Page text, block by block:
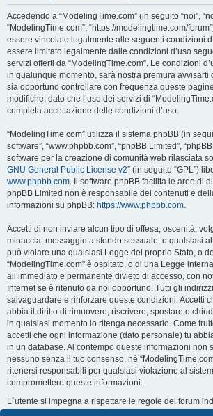
Accedendo a “ModelingTime.com” (in seguito “noi”,
“ModelingTime.com”, “https://modelingtime.com/
essere vincolato legalmente alle seguenti condizioni
essere limitato legalmente dalle condizioni d’uso
servizi offerti da “ModelingTime.com”. Le condizioni
in qualunque momento, sarà nostra premura avvisarti
sia opportuno controllare con frequenza queste
modifiche, dato che l’uso dei servizi di
completa accettazione delle condizioni d’uso.
“ModelingTime.com” utilizza il sistema phpBB (in
software”, “www.phpbb.com”, “phpBB Limited”,
software per la creazione di comunità web rilasciata
GNU General Public License v2” (in seguito “GPL”)
www.phpbb.com. Il software phpBB facilita le aree di
phpBB Limited non è responsabile dei contenuti e
informazioni su phpBB: https://www.phpbb.com.
Accetti di non inviare alcun tipo di offesa, oscenità,
minaccia, messaggio a sfondo sessuale, o qualsiasi
può violare una qualsiasi Legge del proprio Stato, o
“ModelingTime.com” è ospitato, o di una Legge
all’immediato e permanente divieto di accesso, con
Internet se è ritenuto da noi opportuno. Tutti gli
salvaguardare e rinforzare queste condizioni. Accetti
abbia il diritto di rimuovere, riscrivere, spostare o
in qualsiasi momento lo ritenga necessario. Come
accetti che ogni informazione (dato personale) tu
in un database. Al contempo queste informazioni non
nessuno senza il tuo consenso, né
ritenersi responsabili per qualsiasi violazione al
compromettere queste informazioni.
L´utente si impegna a rispettare le regole del forum